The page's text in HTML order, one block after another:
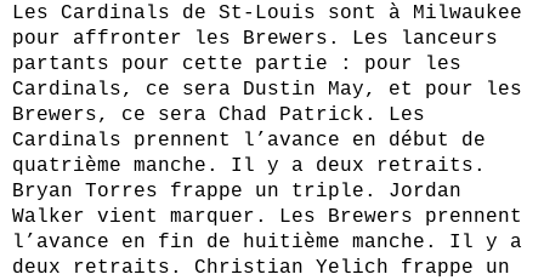
Les Cardinals de St‑Louis sont à Milwaukee
pour affronter les Brewers. Les lanceurs
partants pour cette partie : pour les
Cardinals, ce sera Dustin May, et pour les
Brewers, ce sera Chad Patrick. Les
Cardinals prennent l’avance en début de
quatrième manche. Il y a deux retraits.
Bryan Torres frappe un triple. Jordan
Walker vient marquer. Les Brewers prennent
l’avance en fin de huitième manche. Il y a
deux retraits. Christian Yelich frappe un